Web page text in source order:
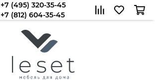
+7 (495) 320-35-45
+7 (812) 604-35-45